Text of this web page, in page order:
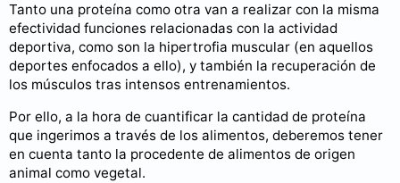
Tanto una proteína como otra van a realizar con la misma
efectividad funciones relacionadas con la actividad
deportiva, como son la hipertrofia muscular (en aquellos
deportes enfocados a ello), y también la recuperación de
los músculos tras intensos entrenamientos.
Por ello, a la hora de cuantificar la cantidad de proteína
que ingerimos a través de los alimentos, deberemos tener
en cuenta tanto la procedente de alimentos de origen
animal como vegetal.